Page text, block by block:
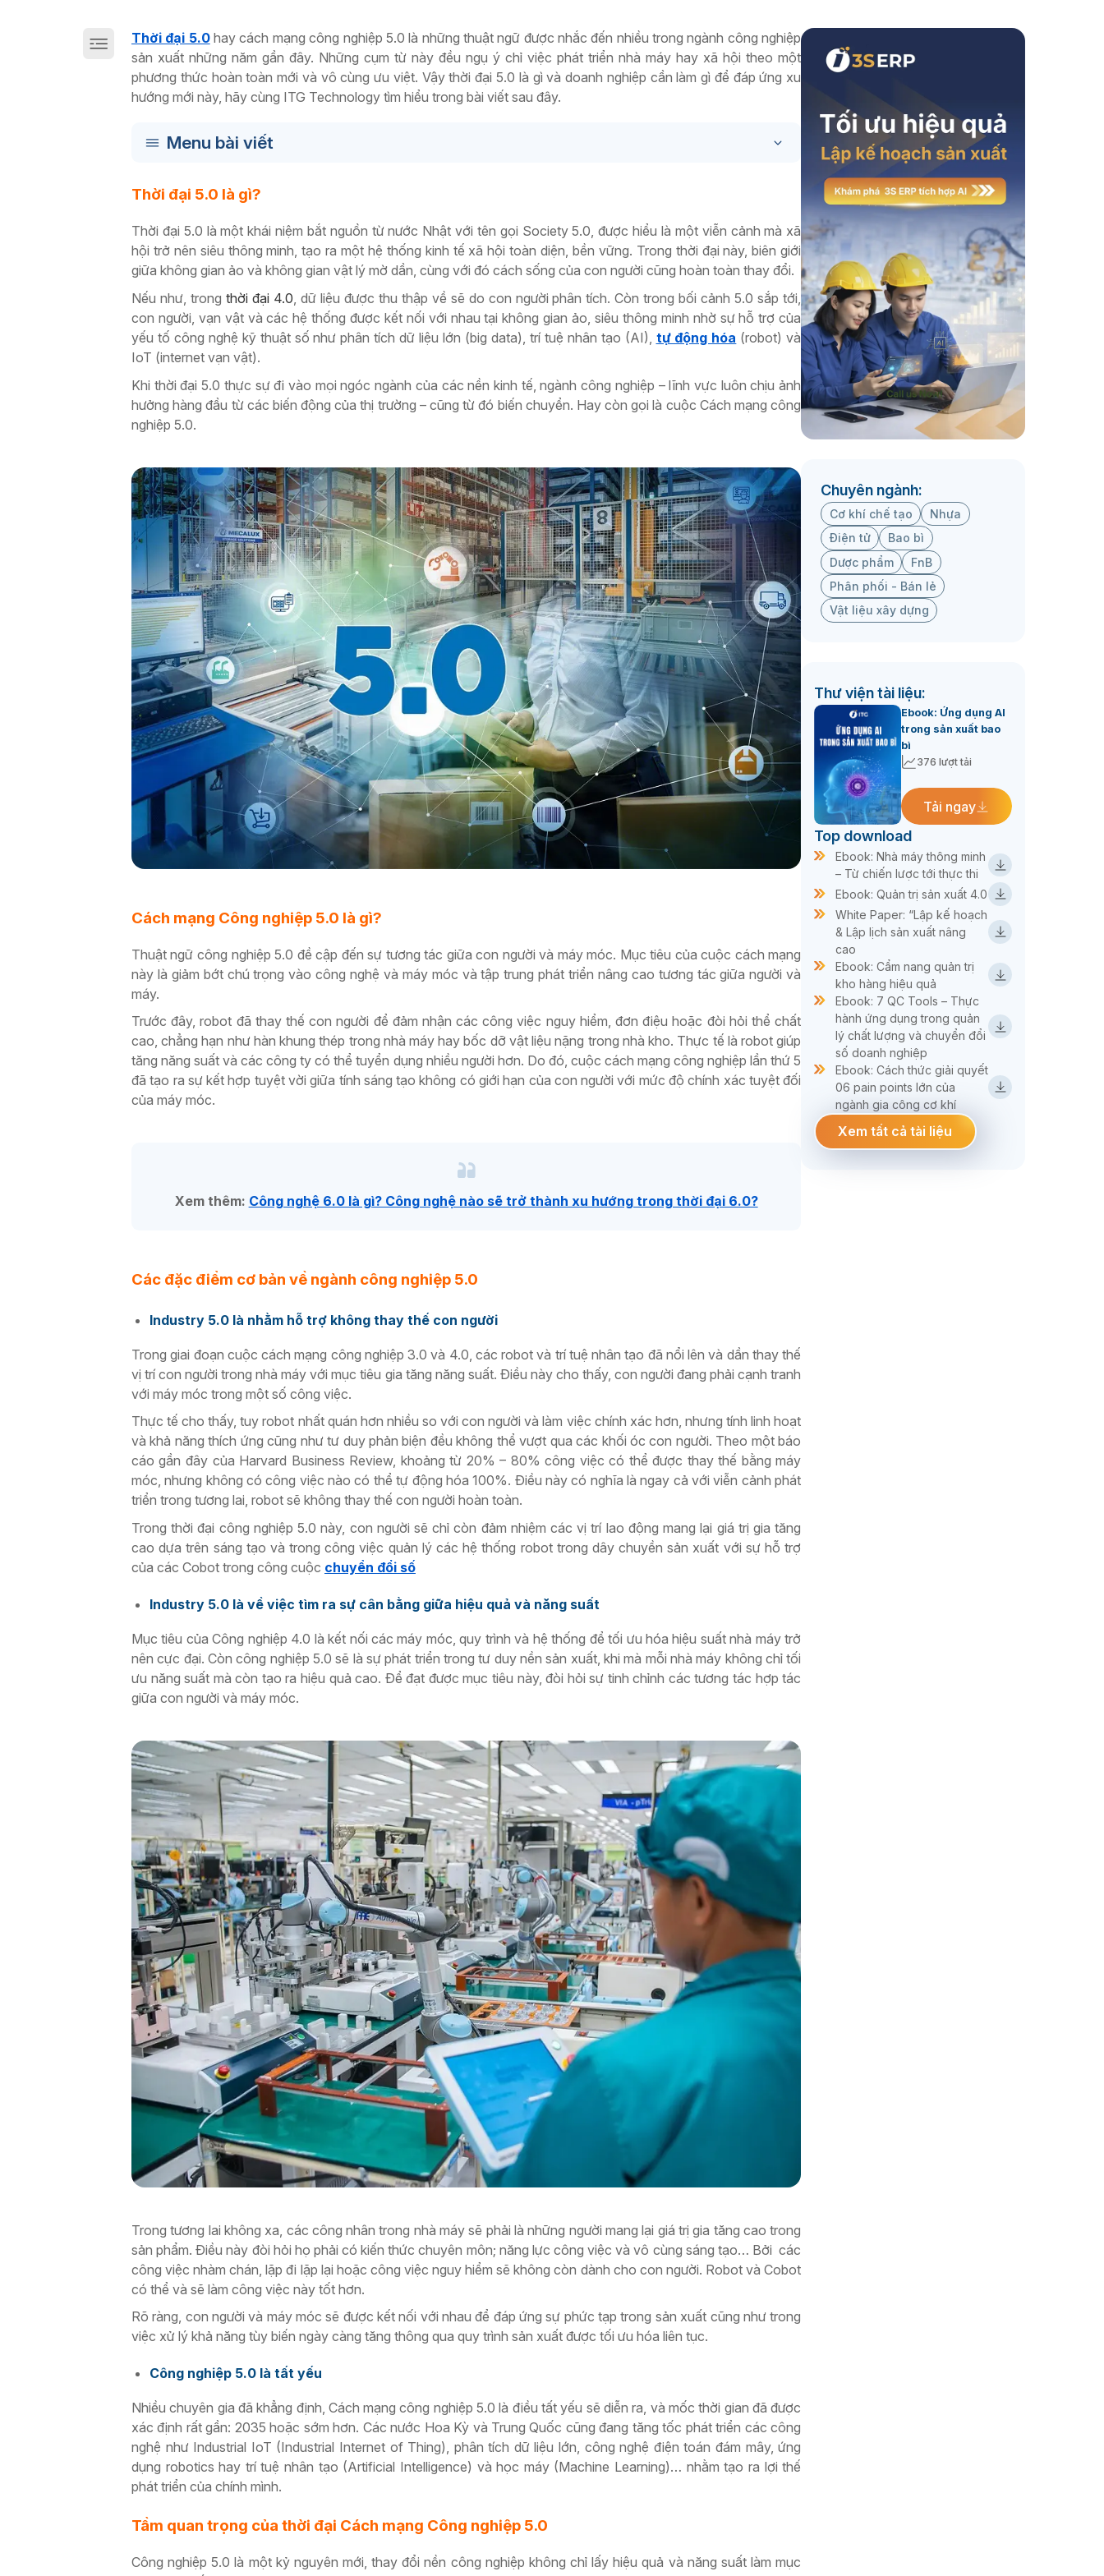
Xem thêm
Thời đại 5.0hay cách mạng công nghiệp 5.0 là những thuật ngữ được nhắc đến nhiều trong ngành công nghiệp
sản xuất những năm gần đây. Những cụm từ này đều ngụ ý chỉ việc phát triển nhà máy hay xã hội theo một
phương thức hoàn toàn mới và vô cùng ưu việt. Vậy thời đại 5.0 là gì và doanh nghiệp cần làm gì để đáp ứng xu
hướng mới này, hãy cùng ITG Technology tìm hiểu trong bài viết sau đây.
Menu bài viết
Thời đại 5.0 là gì?
Thời đại 5.0 là một khái niệm bắt nguồn từ nước Nhật với tên gọi Society 5.0, được hiểu là một viễn cảnh mà xã
hội trở nên siêu thông minh, tạo ra một hệ thống kinh tế xã hội toàn diện, bền vững. Trong thời đại này, biên giới
giữa không gian ảo và không gian vật lý mờ dần, cùng với đó cách sống của con người cũng hoàn toàn thay đổi.
Nếu như, trong thời đại 4.0 , dữ liệu được thu thập về sẽ do con người phân tích. Còn trong bối cảnh 5.0 sắp tới,
con người, vạn vật và các hệ thống được kết nối với nhau tại không gian ảo, siêu thông minh nhờ sự hỗ trợ của
yếu tố công nghệ kỹ thuật số như phân tích dữ liệu lớn (big data), trí tuệ nhân tạo (AI), tự động hóa (robot) và
IoT (internet vạn vật).
Khi thời đại 5.0 thực sự đi vào mọi ngóc ngành của các nền kinh tế, ngành công nghiệp – lĩnh vực luôn chịu ảnh
hưởng hàng đầu từ các biến động của thị trường – cũng từ đó biến chuyển. Hay còn gọi là cuộc Cách mạng công
nghiệp 5.0.
Cách mạng Công nghiệp 5.0 là gì?
Thuật ngữ công nghiệp 5.0 đề cập đến sự tương tác giữa con người và máy móc. Mục tiêu của cuộc cách mạng
này là giảm bớt chú trọng vào công nghệ và máy móc và tập trung phát triển nâng cao tương tác giữa người và
máy.
Trước đây, robot đã thay thế con người để đảm nhận các công việc nguy hiểm, đơn điệu hoặc đòi hỏi thể chất
cao, chẳng hạn như hàn khung thép trong nhà máy hay bốc dỡ vật liệu nặng trong nhà kho. Thực tế là robot giúp
tăng năng suất và các công ty có thể tuyển dụng nhiều người hơn. Do đó, cuộc cách mạng công nghiệp lần thứ 5
đã tạo ra sự kết hợp tuyệt vời giữa tính sáng tạo không có giới hạn của con người với mức độ chính xác tuyệt đối
của máy móc.
Xem thêm: Công nghệ 6.0 là gì? Công nghệ nào sẽ trở thành xu hướng trong thời đại 6.0?
Các đặc điểm cơ bản về ngành công nghiệp 5.0
Industry 5.0 là nhằm hỗ trợ không thay thế con người
Trong giai đoạn cuộc cách mạng công nghiệp 3.0 và 4.0, các robot và trí tuệ nhân tạo đã nổi lên và dần thay thế
vị trí con người trong nhà máy với mục tiêu gia tăng năng suất. Điều này cho thấy, con người đang phải cạnh tranh
với máy móc trong một số công việc.
Thực tế cho thấy, tuy robot nhất quán hơn nhiều so với con người và làm việc chính xác hơn, nhưng tính linh hoạt
và khả năng thích ứng cũng như tư duy phản biện đều không thể vượt qua các khối óc con người. Theo một báo
cáo gần đây của Harvard Business Review, khoảng từ 20% – 80% công việc có thể được thay thế bằng máy
móc, nhưng không có công việc nào có thể tự động hóa 100%. Điều này có nghĩa là ngay cả với viễn cảnh phát
triển trong tương lai, robot sẽ không thay thế con người hoàn toàn.
Trong thời đại công nghiệp 5.0 này, con người sẽ chỉ còn đảm nhiệm các vị trí lao động mang lại giá trị gia tăng
cao dựa trên sáng tạo và trong công việc quản lý các hệ thống robot trong dây chuyền sản xuất với sự hỗ trợ
của các Cobot trong công cuộc chuyển đổi số
Industry 5.0 là về việc tìm ra sự cân bằng giữa hiệu quả và năng suất
Mục tiêu của Công nghiệp 4.0 là kết nối các máy móc, quy trình và hệ thống để tối ưu hóa hiệu suất nhà máy trở
nên cực đại. Còn công nghiệp 5.0 sẽ là sự phát triển trong tư duy nền sản xuất, khi mà mỗi nhà máy không chỉ tối
ưu năng suất mà còn tạo ra hiệu quả cao. Để đạt được mục tiêu này, đòi hỏi sự tinh chỉnh các tương tác hợp tác
giữa con người và máy móc.
Trong tương lai không xa, các công nhân trong nhà máy sẽ phải là những người mang lại giá trị gia tăng cao trong
sản phẩm. Điều này đòi hỏi họ phải có kiến thức chuyên môn; năng lực công việc và vô cùng sáng tạo… Bởi các
công việc nhàm chán, lặp đi lặp lại hoặc công việc nguy hiểm sẽ không còn dành cho con người. Robot và Cobot
có thể và sẽ làm công việc này tốt hơn.
Rõ ràng, con người và máy móc sẽ được kết nối với nhau để đáp ứng sự phức tạp trong sản xuất cũng như trong
việc xử lý khả năng tùy biến ngày càng tăng thông qua quy trình sản xuất được tối ưu hóa liên tục.
Công nghiệp 5.0 là tất yếu
Nhiều chuyên gia đã khẳng định, Cách mạng công nghiệp 5.0 là điều tất yếu sẽ diễn ra, và mốc thời gian đã được
xác định rất gần: 2035 hoặc sớm hơn. Các nước Hoa Kỳ và Trung Quốc cũng đang tăng tốc phát triển các công
nghệ như Industrial IoT (Industrial Internet of Thing), phân tích dữ liệu lớn, công nghệ điện toán đám mây, ứng
dụng robotics hay trí tuệ nhân tạo (Artificial Intelligence) và học máy (Machine Learning)… nhằm tạo ra lợi thế
phát triển của chính mình.
Tầm quan trọng của thời đại Cách mạng Công nghiệp 5.0
Công nghiệp 5.0 là một kỷ nguyên mới, thay đổi nền công nghiệp không chỉ lấy hiệu quả và năng suất làm mục
Chuyên ngành:
Cơ khí chế tạo
Nhựa
Điện tử
Bao bì
Dược phẩm
FnB
Phân phối - Bán lẻ
Vật liệu xây dựng
Thư viện tài liệu:
Ebook: Ứng dụng AI
trong sản xuất bao
bì
376 lượt tải
Tải ngay
Top download
Ebook: Nhà máy thông minh
– Từ chiến lược tới thực thi
Ebook: Quản trị sản xuất 4.0
White Paper: “Lập kế hoạch
& Lập lịch sản xuất nâng
cao
Ebook: Cẩm nang quản trị
kho hàng hiệu quả
Ebook: 7 QC Tools – Thực
hành ứng dụng trong quản
lý chất lượng và chuyển đổi
số doanh nghiệp
Ebook: Cách thức giải quyết
06 pain points lớn của
ngành gia công cơ khí
Xem tất cả tài liệu